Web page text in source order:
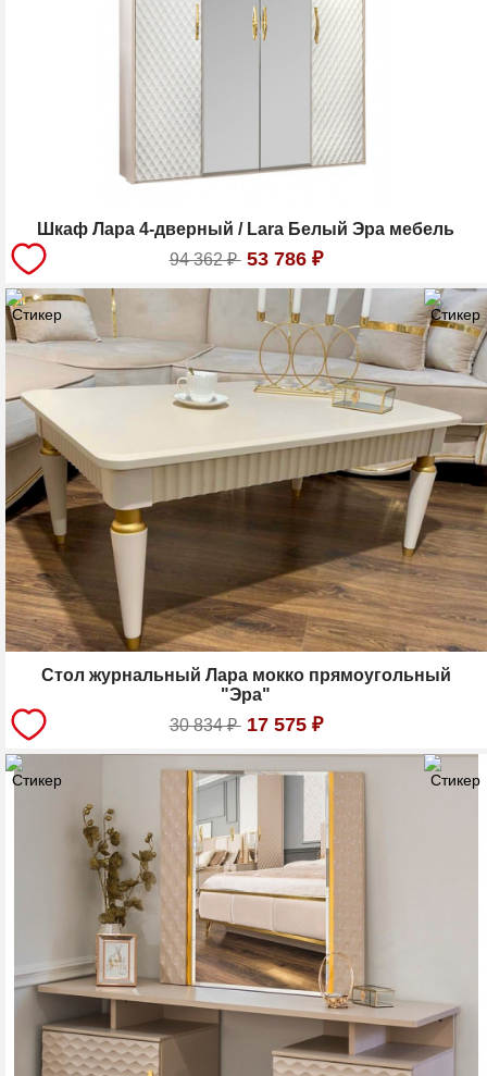
Шкаф Лара 4-дверный / Lara Белый Эра мебель
94 362₽ 53 786 ₽
Стол журнальный Лара мокко прямоугольный
"Эра"
30 834₽ 17 575 ₽